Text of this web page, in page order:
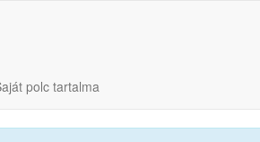
polc tartalma